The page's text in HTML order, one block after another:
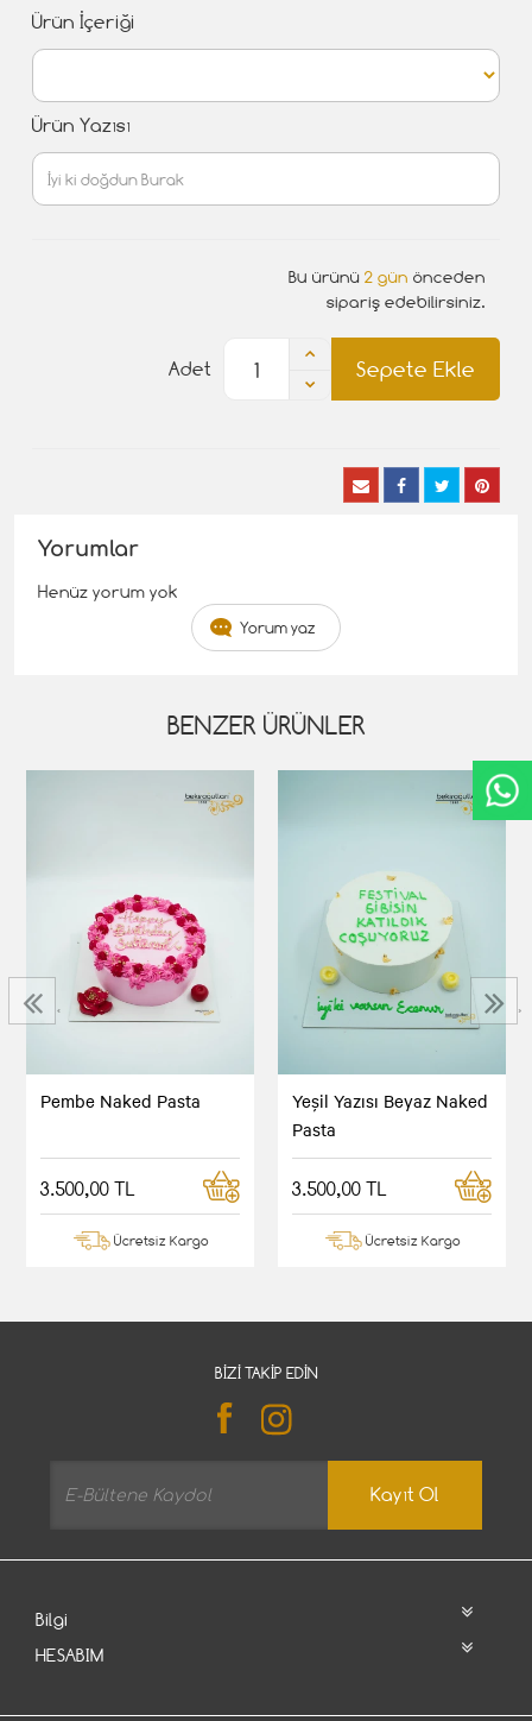
Ürün İçeriği
Ürün Yazısı
Bu ürünü 2 gün önceden
sipariş edebilirsiniz.
Sepete Ekle
Adet
Yorumlar
Henüz yorum yok
Yorum yaz
BENZER ÜRÜNLER
Pembe Naked Pasta
3.500,00 TL
Ücretsiz Kargo
Yeşil Yazısı Beyaz Naked
Pasta
3.500,00 TL
Ücretsiz Kargo
‹ ›
BIZI TAKIP EDIN
Kayıt Ol
Bilgi
HESABIM